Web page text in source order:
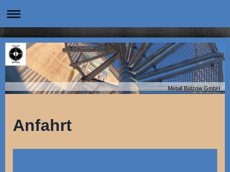
Metall Bützow GmbH
Anfahrt